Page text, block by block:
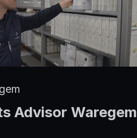
Advisor Waregem